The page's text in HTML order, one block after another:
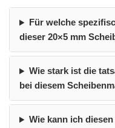
Für welche
dieser 20×5 mm
Wie stark ist die
bei diesem
Wie kann ich